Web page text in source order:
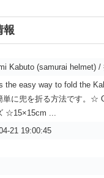
報
Kabuto (samurai helmet)
the easy way to fold the
単に兜を折る方法です。☆
☆15×15cm ...
21 19:00:45